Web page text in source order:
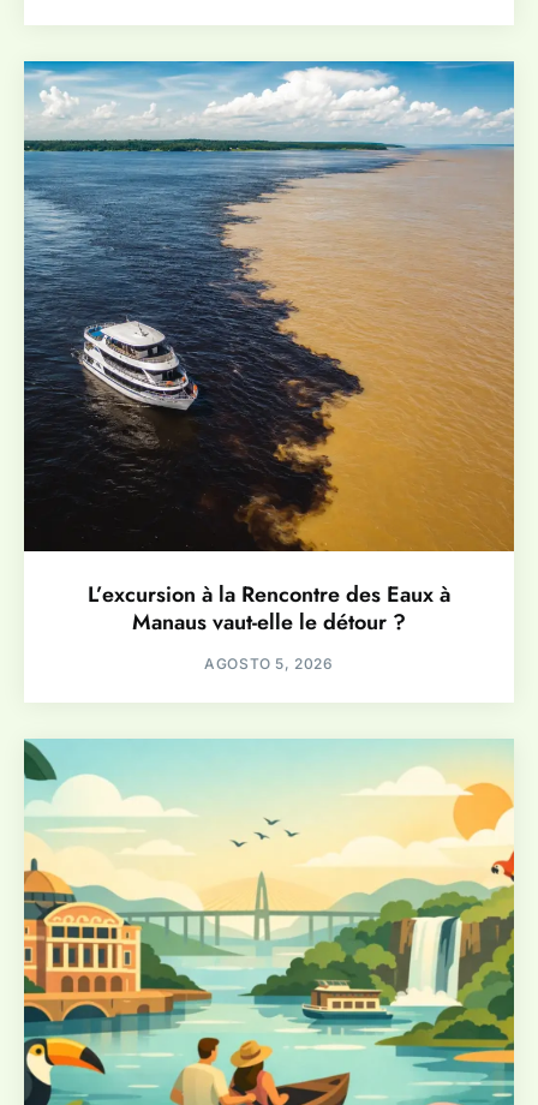
L’excursion à la Rencontre des Eaux à
Manaus vaut-elle le détour ?
AGOSTO 5, 2026